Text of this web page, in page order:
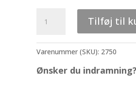
Eckhardt
2
Tilføj til
Varenummer (SKU): 2750
Ønsker du